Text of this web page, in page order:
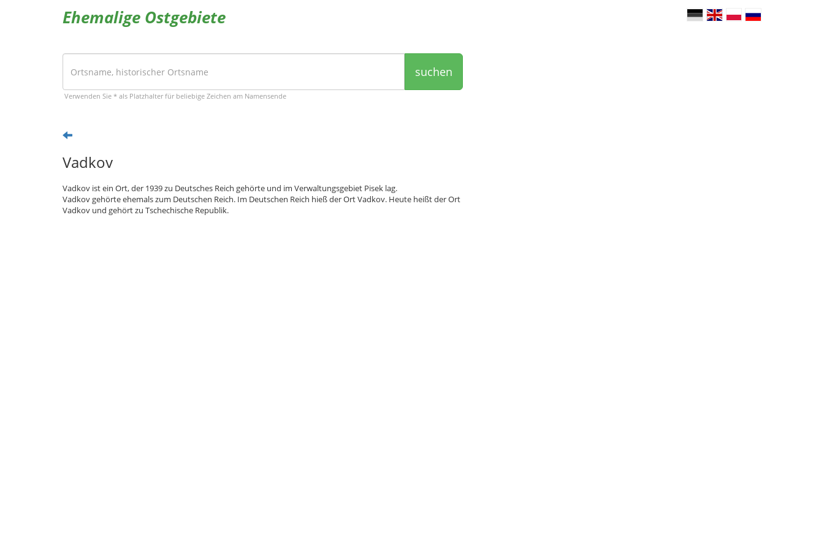
Ehemalige Ostgebiete
suchen
Verwenden Sie * als Platzhalter für beliebige Zeichen am Namensende
Vadkov
Vadkov ist ein Ort, der 1939 zu Deutsches Reich gehörte und im Verwaltungsgebiet Pisek lag.
Vadkov gehörte ehemals zum Deutschen Reich. Im Deutschen Reich hieß der Ort Vadkov. Heute heißt der Ort
Vadkov und gehört zu Tschechische Republik.